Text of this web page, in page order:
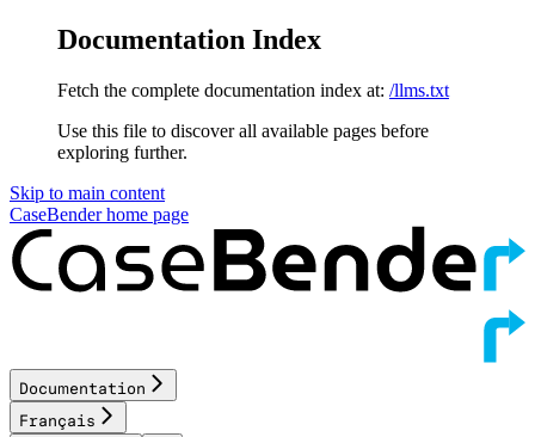
Documentation Index
Fetch the complete documentation index at: /llms.txt
Use this file to discover all available pages before
exploring further.
Skip to main content
CaseBenderhome page
Documentation
Français